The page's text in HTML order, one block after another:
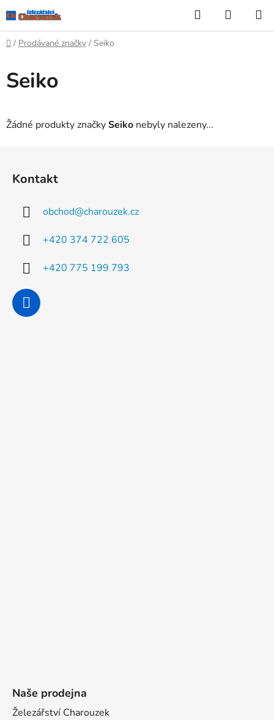
na
obsah
Hledat
KOŠÍK
Domů
/ Prodávané značky / Seiko
Seiko
Žádné produkty značkySeiko nebyly nalezeny...
Kontakt
obchod@charouzek.cz
+420 374 722 605
+420 775 199 793
Naše prodejna
Železářství Charouzek